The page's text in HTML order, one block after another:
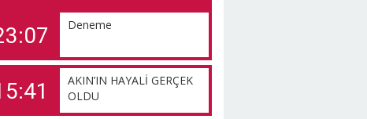
Deneme
AKIN’IN HAYALİ GERÇEK
OLDU